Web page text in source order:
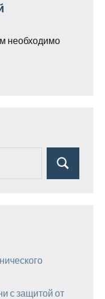
необходимо
Поиск
с защитой от